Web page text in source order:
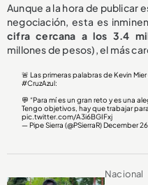
Aunque a la hora de publicar
negociación, esta es
cifra cercana a los 3.4
millones de pesos), el más
🚨 Las primeras palabras de Kevin
#CruzAzul:
💬 “Para mí es un gran reto y es una
Tengo objetivos, hay que trabajar
pic.twitter.com/A3i6BGIFxj
— Pipe Sierra (@PSierraR)December
Nacional